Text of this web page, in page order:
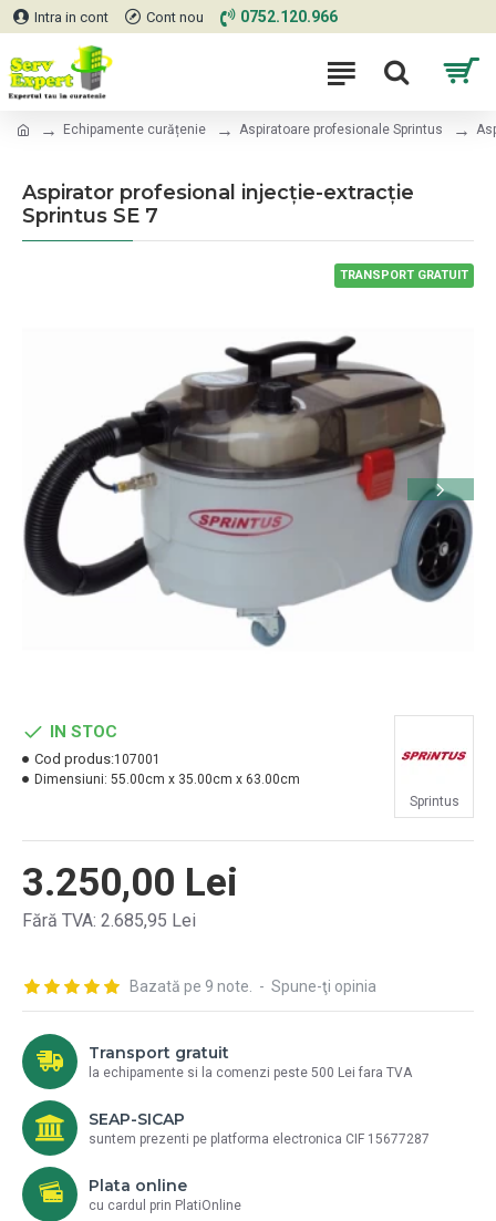
Intra in cont Cont nou 0752.120.966
Echipamente curățenie Aspiratoare profesionale Sprintus
Aspirator profesional injecție-extracție
Sprintus SE 7
TRANSPORT GRATUIT
Bazată pe 9 note. - Spune-ţi opinia
3.250,00 Lei
Fără TVA: 2.685,95 Lei
IN STOC
Cod produs:107001
Dimensiuni: 55.00cm x 35.00cm x 63.00cm
Sprintus
Transport gratuit
la echipamente si la comenzi peste 500 Lei fara TVA
SEAP-SICAP
suntem prezenti pe platforma electronica CIF 15677287
Plata online
cu cardul prin PlatiOnline